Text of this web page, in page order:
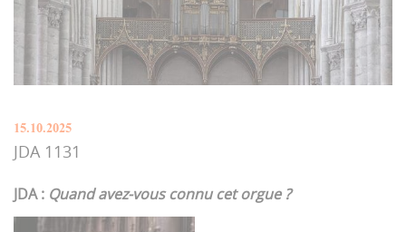
15.10.2025
JDA 1131
JDA : Quand avez-vous connu cet orgue ?